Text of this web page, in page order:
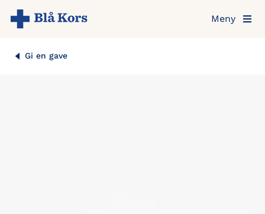
Hopp
Meny
Gi en gave